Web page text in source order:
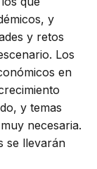
y
y retos
Los
en
y temas
necesaria.
se llevarán